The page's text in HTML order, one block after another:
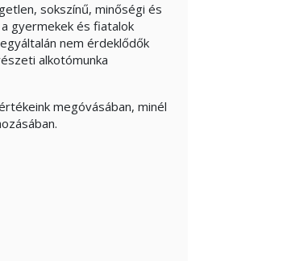
sokszínű, minőségi és
gyermekek és fiatalok
nem érdeklődők
alkotómunka
megóvásában, minél